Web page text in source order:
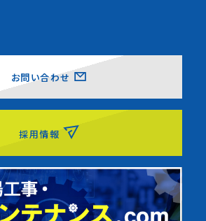
お問い合わせ
採用情報